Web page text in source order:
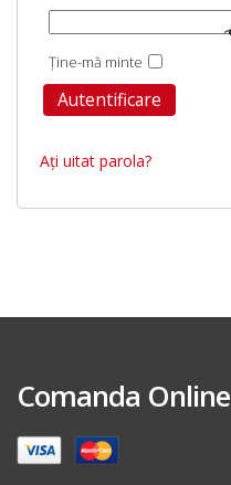
Ține-mă minte
Autentificare
Ați uitat parola?
Comanda Online